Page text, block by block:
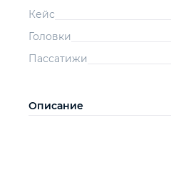
Кейс
Головки
Пассатижи
Описание